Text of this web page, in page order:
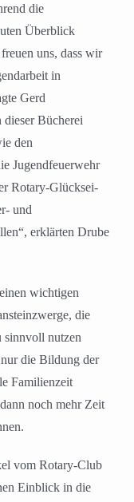
die
Überblick
uns, dass wir
in
Gerd
Bücherei
den
Jugendfeuerwehr
Rotary-Glücksei-
und
erklärten Drube
wichtigen
die
sinnvoll nutzen
die Bildung der
Familienzeit
noch mehr Zeit
vom Rotary-Club
Einblick in die